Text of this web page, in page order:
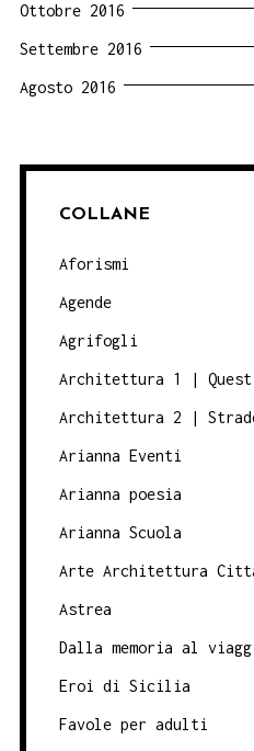
Ottobre 2016
Settembre 2016
Agosto 2016
COLLANE
Aforismi
Agende
Agrifogli
Architettura 1 |
Architettura 2 |
Arianna Eventi
Arianna poesia
Arianna Scuola
Arte Architettura
Astrea
Dalla memoria al
Eroi di Sicilia
Favole per adulti